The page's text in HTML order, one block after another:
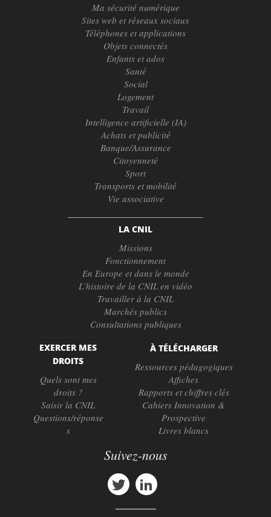
Ma sécurité numérique
Sites web et réseaux sociaux
Téléphones et applications
Objets connectés
Enfants et ados
Santé
Social
Logement
Travail
Intelligence artificielle (IA)
Achats et publicité
Banque/Assurance
Citoyenneté
Sport
Transports et mobilité
Vie associative
LA CNIL
Missions
Fonctionnement
En Europe et dans le monde
L’histoire de la CNIL en vidéo
Travailler à la CNIL
Marchés publics
Consultations publiques
EXERCER MES
DROITS
Quels sont mes
droits ?
Saisir la CNIL
Questions/réponse
s
À TÉLÉCHARGER
Ressources pédagogiques
Affiches
Rapports et chiffres clés
Cahiers Innovation &
Prospective
Livres blancs
Suivez-nous